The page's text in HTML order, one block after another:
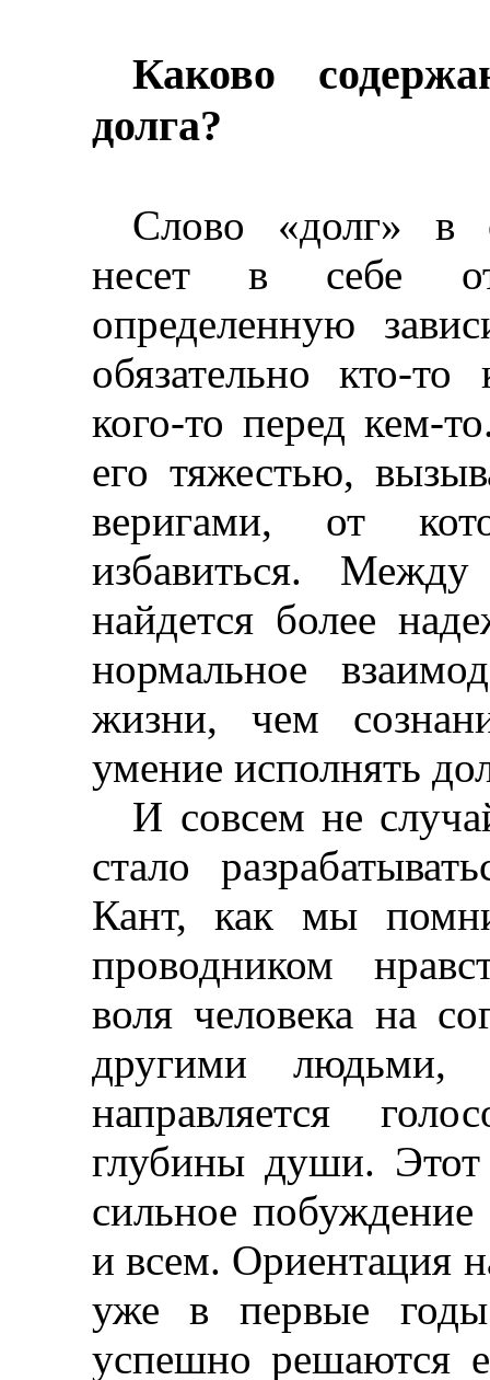
Каково
долга?
Слово «долг» в
несет в себе
определенную
обязательно кто-
кого-то перед кем-
его тяжестью,
веригами, от
избавиться.
найдется более
нормальное
жизни, чем
умение исполнять
И совсем не
стало
Кант, как мы
проводником
воля человека на
другими
направляется
глубины души. Этот
сильное побуждение
и всем. Ориентация
уже в первые
успешно решаются